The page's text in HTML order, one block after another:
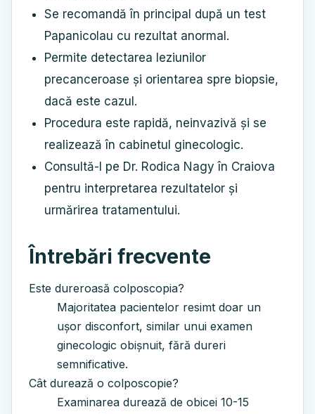
Se recomandă în principal după un test
Papanicolau cu rezultat anormal.
Permite detectarea leziunilor
precanceroase și orientarea spre biopsie,
dacă este cazul.
Procedura este rapidă, neinvazivă și se
realizează în cabinetul ginecologic.
Consultă-l pe Dr. Rodica Nagy în Craiova
pentru interpretarea rezultatelor și
urmărirea tratamentului.
Întrebări frecvente
Este dureroasă colposcopia?
Majoritatea pacientelor resimt doar un
ușor disconfort, similar unui examen
ginecologic obișnuit, fără dureri
semnificative.
Cât durează o colposcopie?
Examinarea durează de obicei 10-15